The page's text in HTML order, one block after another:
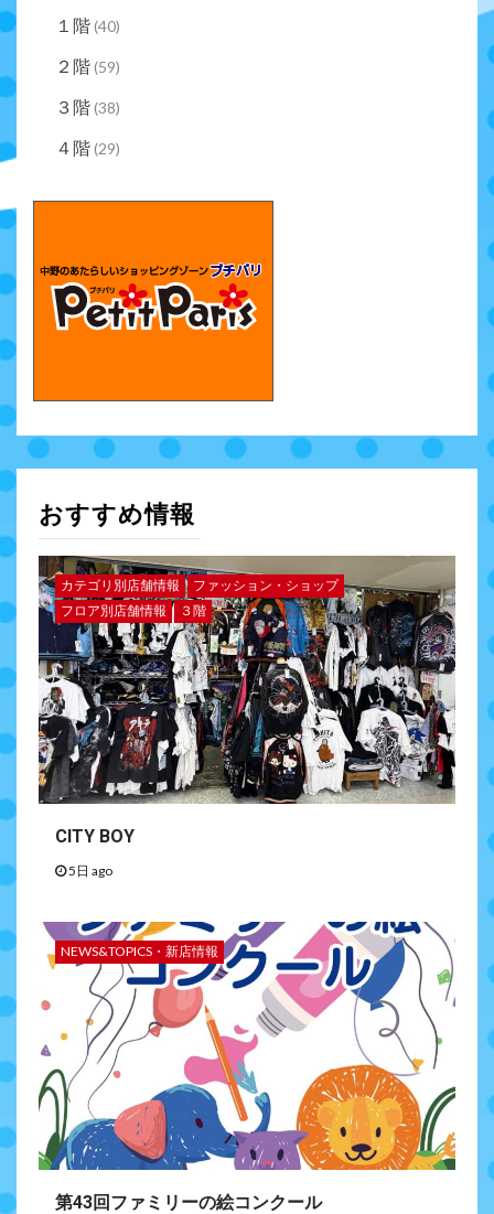
１階(40)
２階(59)
３階(38)
４階(29)
おすすめ情報
カテゴリ別店舗情報
ファッション・ショップ
フロア別店舗情報
３階
CITY BOY
5日 ago
NEWS&TOPICS・新店情報
第43回ファミリーの絵コンクール